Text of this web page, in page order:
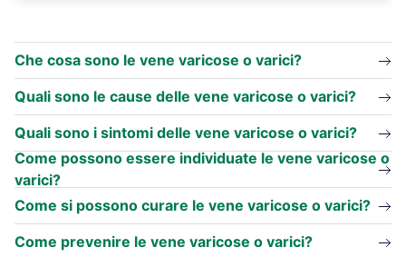
Che cosa sono le vene varicose o varici?
Quali sono le cause delle vene varicose o varici?
Quali sono i sintomi delle vene varicose o varici?
Come possono essere individuate le vene varicose o
varici?
Come si possono curare le vene varicose o varici?
Come prevenire le vene varicose o varici?